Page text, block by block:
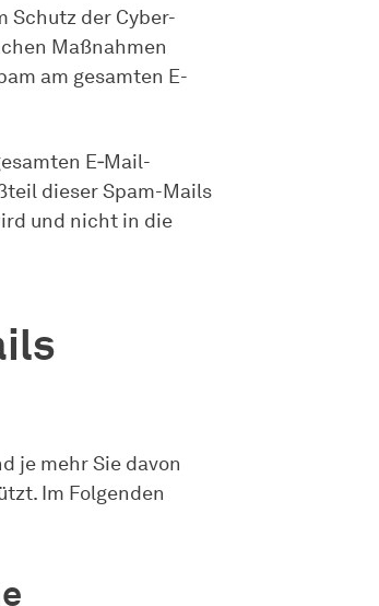
der Cyber-
Maßnahmen
am gesamten E-
E‑Mail-
dieser Spam-Mails
und nicht in die
je mehr Sie davon
Im Folgenden